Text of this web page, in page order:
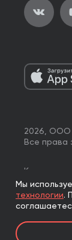
2026, ООО
Все права
Книги
по
по
Мы
технологии.